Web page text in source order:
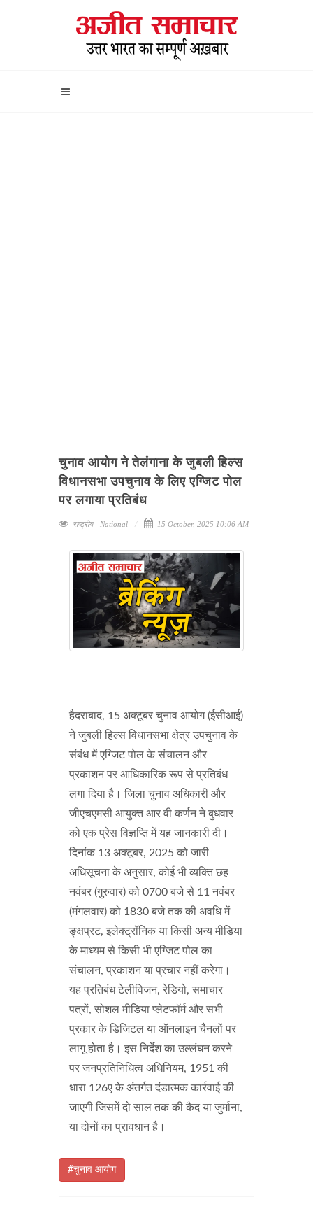
चुनाव आयोग ने तेलंगाना के जुबली हिल्स
विधानसभा उपचुनाव के लिए एग्जिट पोल
पर लगाया प्रतिबंध
राष्ट्रीय - National 15 October, 2025 10:06 AM
हैदराबाद, 15 अक्टूबर चुनाव आयोग (ईसीआई)
ने जुबली हिल्स विधानसभा क्षेत्र उपचुनाव के
संबंध में एग्जिट पोल के संचालन और
प्रकाशन पर आधिकारिक रूप से प्रतिबंध
लगा दिया है। जिला चुनाव अधिकारी और
जीएचएमसी आयुक्त आर वी कर्णन ने बुधवार
को एक प्रेस विज्ञप्ति में यह जानकारी दी।
दिनांक 13 अक्टूबर, 2025 को जारी
अधिसूचना के अनुसार, कोई भी व्यक्ति छह
नवंबर (गुरुवार) को 0700 बजे से 11 नवंबर
(मंगलवार) को 1830 बजे तक की अवधि में
ङ्क्षप्रट, इलेक्ट्रॉनिक या किसी अन्य मीडिया
के माध्यम से किसी भी एग्जिट पोल का
संचालन, प्रकाशन या प्रचार नहीं करेगा।
यह प्रतिबंध टेलीविजन, रेडियो, समाचार
पत्रों, सोशल मीडिया प्लेटफॉर्म और सभी
प्रकार के डिजिटल या ऑनलाइन चैनलों पर
लागू होता है। इस निर्देश का उल्लंघन करने
पर जनप्रतिनिधित्व अधिनियम, 1951 की
धारा 126ए के अंतर्गत दंडात्मक कार्रवाई की
जाएगी जिसमें दो साल तक की कैद या जुर्माना,
या दोनों का प्रावधान है।
#चुनाव आयोग